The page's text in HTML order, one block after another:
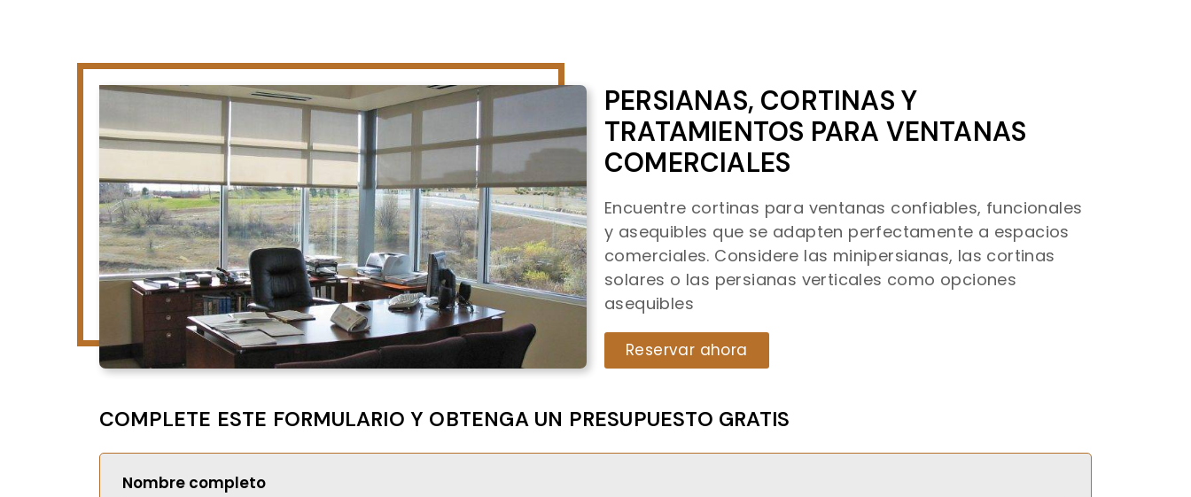
PERSIANAS, CORTINAS Y
TRATAMIENTOS PARA VENTANAS
COMERCIALES
Encuentre cortinas para ventanas confiables, funcionales
y asequibles que se adapten perfectamente a espacios
comerciales. Considere las minipersianas, las cortinas
solares o las persianas verticales como opciones
asequibles
Reservar ahora
COMPLETE ESTE FORMULARIO Y OBTENGA UN PRESUPUESTO GRATIS
Nombre completo